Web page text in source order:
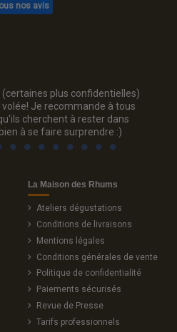
nos avis
plus confidentielles)
Je recommande à tous
cherchent à rester dans
à se faire surprendre :)
La Maison des Rhums
Ateliers dégustations
Conditions de livraisons
Mentions légales
Conditions générales de vente
Politique de confidentialité
Paiements sécurisés
Revue de Presse
Tarifs professionnels